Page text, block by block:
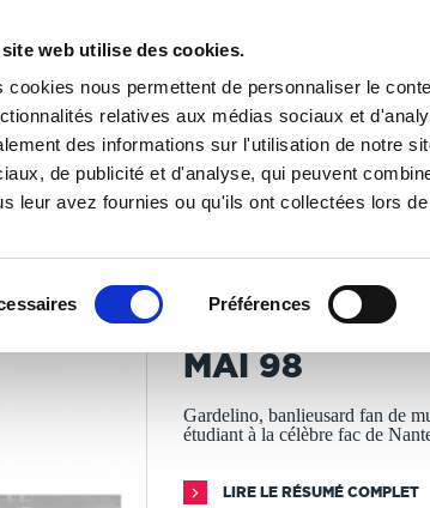
site web utilise des cookies.
cookies nous permettent de personnaliser le
relatives aux médias sociaux et
des informations sur l'utilisation de notre
de publicité et d'analyse, qui peuvent
leur avez fournies ou qu'ils ont collectées lors
Préférences
BEST SELLER
PUBLIER UN LIVRE
/ Nouvelles / MAI 98
LES LIVRES SONT IMPRIMÉS À LA
MAI 98
Gardelino, banlieusard fan de
étudiant à la célèbre fac de
LIRE LE RÉSUMÉ COMPLET